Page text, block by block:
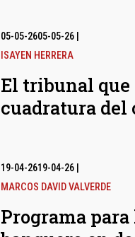
05-05-2605-05-26
ISAYEN HERRERA
El tribunal
cuadratura
19-04-2619-04-26
MARCOS DAVID VALVERDE
Programa para